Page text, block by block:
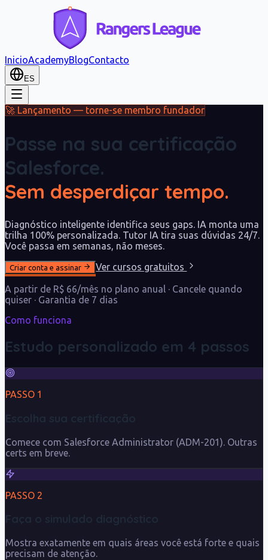
InicioAcademyBlogContacto
ES
🚀 Lançamento — torne-se membro fundador
Passe na sua certificação
Salesforce.
Sem desperdiçar tempo.
Diagnóstico inteligente identifica seus gaps. IA monta uma
trilha 100% personalizada. Tutor IA tira suas dúvidas 24/7.
Você passa em semanas, não meses.
Criar conta e assinar Ver cursos gratuitos
A partir de R$ 66/mês no plano anual · Cancele quando
quiser · Garantia de 7 dias
Como funciona
Estudo personalizado em 4 passos
PASSO 1
Comece com Salesforce Administrator (ADM-201). Outras
certs em breve.
PASSO 2
Mostra exatamente em quais áreas você está forte e quais
precisam de atenção.